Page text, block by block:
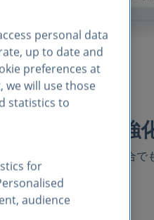
る意思決定を強
をより深く理解したい場合
イトを提供します。
personal data
up to date and
preferences at
will use those
statistics to
for
audience